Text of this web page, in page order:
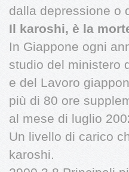
dalla depressione o
Il karoshi, è la
In Giappone ogni
studio del ministero
e del Lavoro
più di 80 ore
al mese di luglio
Un livello di carico
karoshi.